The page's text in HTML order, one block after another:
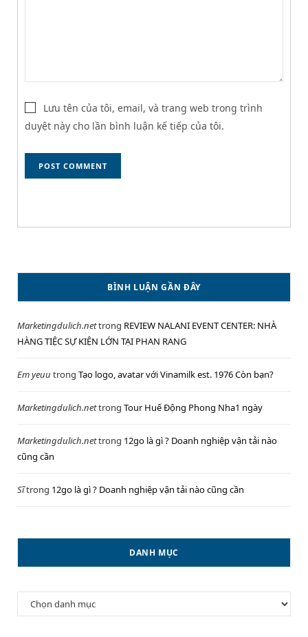
Lưu tên của tôi, email, và trang web trong trình
duyệt này cho lần bình luận kế tiếp của tôi.
BÌNH LUẬN GẦN ĐÂY
Marketingdulich.nettrong REVIEW NALANI EVENT CENTER: NHÀ
HÀNG TIỆC SỰ KIỆN LỚN TẠI PHAN RANG
Em yeuu trong Tạo logo, avatar với Vinamilk est. 1976 Còn bạn?
Marketingdulich.nettrong Tour Huế Động Phong Nha1 ngày
Marketingdulich.nettrong 12go là gì ? Doanh nghiệp vận tải nào
cũng cần
Sĩtrong 12go là gì ? Doanh nghiệp vận tải nào cũng cần
DANH MỤC
Danh
mục